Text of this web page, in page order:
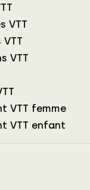
VTT
VTT
VTT femme
VTT enfant